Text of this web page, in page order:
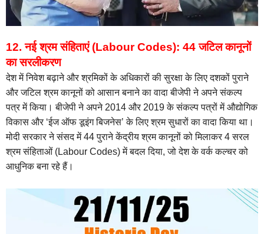
12. नई श्रम संहिताएं (Labour Codes): 44 जटिल कानूनों
का सरलीकरण
देश में निवेश बढ़ाने और श्रमिकों के अधिकारों की सुरक्षा के लिए दशकों पुराने
और जटिल श्रम कानूनों को आसान बनाने का वादा बीजेपी ने अपने संकल्प
पत्र में किया। बीजेपी ने अपने 2014 और 2019 के संकल्प पत्रों में औद्योगिक
विकास और ‘ईज ऑफ डूइंग बिजनेस’ के लिए श्रम सुधारों का वादा किया था।
मोदी सरकार ने संसद में 44 पुराने केंद्रीय श्रम कानूनों को मिलाकर 4 सरल
श्रम संहिताओं (Labour Codes) में बदल दिया, जो देश के वर्क कल्चर को
आधुनिक बना रहे हैं।